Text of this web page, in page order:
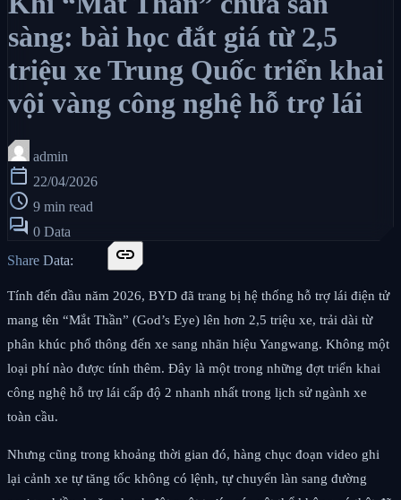
sàng: bài học đắt giá từ 2,5
triệu xe Trung Quốc triển khai
vội vàng công nghệ hỗ trợ lái
admin
calendar_today 22/04/2026
schedule 9 min read
forum 0 Data
Share Data:
link
Tính đến đầu năm 2026, BYD đã trang bị hệ thống hỗ trợ lái điện tử
mang tên “Mắt Thần” (God’s Eye) lên hơn 2,5 triệu xe, trải dài từ
phân khúc phổ thông đến xe sang nhãn hiệu Yangwang. Không một
loại phí nào được tính thêm. Đây là một trong những đợt triển khai
công nghệ hỗ trợ lái cấp độ 2 nhanh nhất trong lịch sử ngành xe
toàn cầu.
Nhưng cũng trong khoảng thời gian đó, hàng chục đoạn video ghi
lại cảnh xe tự tăng tốc không có lệnh, tự chuyển làn sang đường